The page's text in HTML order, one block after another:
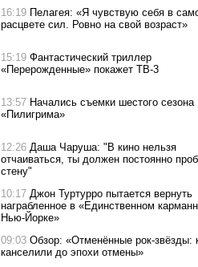
16:19 Пелагея: «Я чувствую себя в
расцвете сил. Ровно на свой возраст»
15:19 Фантастический триллер
«Перерожденные» покажет ТВ-3
13:57 Начались съемки шестого сезона
«Пилигрима»
12:26 Даша Чаруша: "В кино нельзя
отчаиваться, ты должен постоянно
стену"
10:17 Джон Туртурро пытается вернуть
награбленное в «Единственном
Нью-Йорке»
09:03 Обзор: «Отменённые рок-звёзды:
канселили до эпохи отмены»